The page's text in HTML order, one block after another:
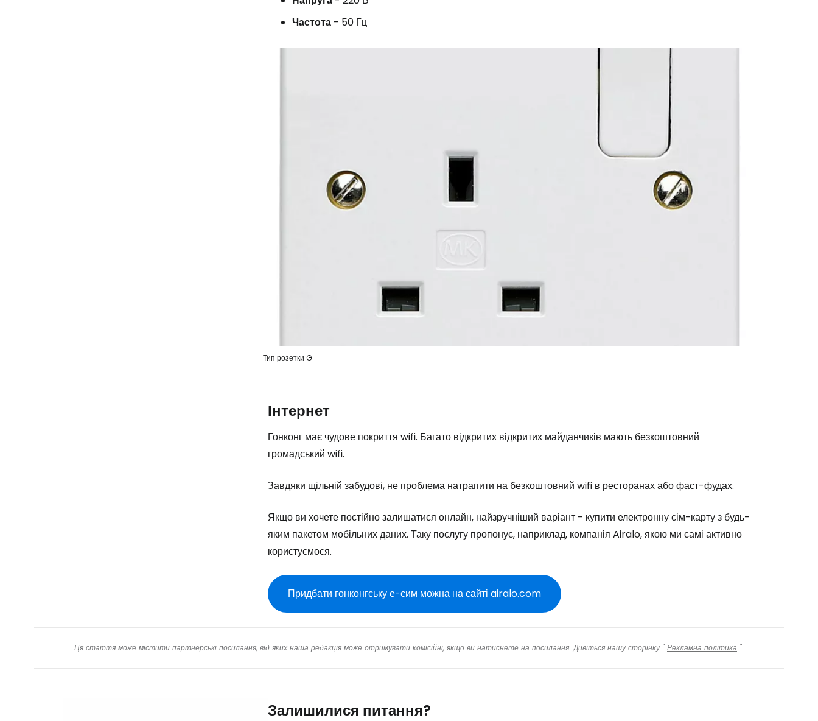
Частота - 50 Гц
Тип розетки G
Інтернет
Гонконг має чудове покриття wifi. Багато відкритих відкритих майданчиків мають безкоштовний
громадський wifi.
Завдяки щільній забудові, не проблема натрапити на безкоштовний wifi в ресторанах або фаст-фудах.
Якщо ви хочете постійно залишатися онлайн, найзручніший варіант - купити електронну сім-карту з будь-
яким пакетом мобільних даних. Таку послугу пропонує, наприклад, компанія Airalo, якою ми самі активно
користуємося.
Придбати гонконгську е-сим можна на сайті airalo.com
Ця стаття може містити партнерські посилання, від яких наша редакція може отримувати комісійні, якщо ви натиснете на посилання. Дивіться нашу сторінку " Рекламна політика ".
Залишилися питання?
Продовжуйте з Google
Продовжуйте у Facebook